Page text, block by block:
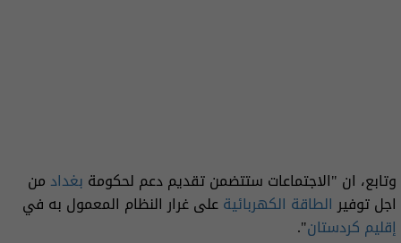
وتابع، ان "الاجتماعات ستتضمن تقديم دعم لحكومة بغدادمن
اجل توفيرالطاقة الكهربائيةعلى غرار النظام المعمول به في
إقليم كردستان".